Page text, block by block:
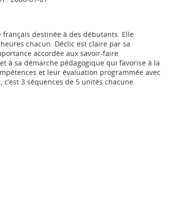
destinée à des débutants. Elle
chacun. Déclic est claire par sa
accordée aux savoir-faire
à sa démarche pédagogique qui favorise à la
et leur évaluation programmée avec
3 séquences de 5 unités chacune.